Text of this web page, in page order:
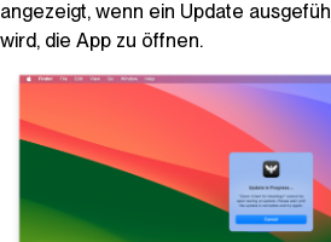
angezeigt, wenn ein Update
wird, die App zu öffnen.